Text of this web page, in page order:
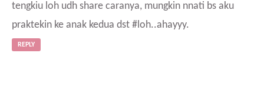
tengkiu loh udh share caranya, mungkin nnati bs aku
praktekin ke anak kedua dst #loh..ahayyy.
REPLY